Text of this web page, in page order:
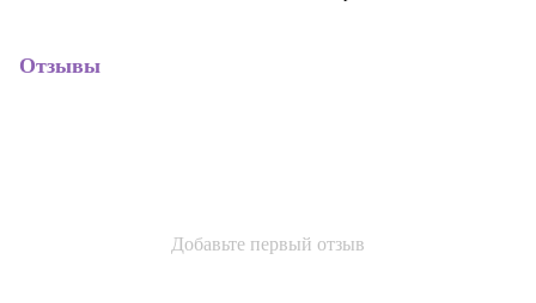
Отзывы
Добавьте первый отзыв